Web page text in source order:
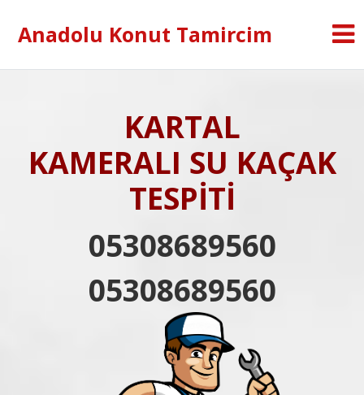
Anadolu Konut Tamircim
KARTAL
KAMERALI SU KAÇAK
TESPİTİ
05308689560
05308689560